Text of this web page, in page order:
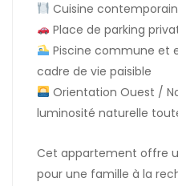
Cuisine
Place de parking
Piscine commune et
cadre de vie paisible
Orientation Ouest /
luminosité naturelle
Cet appartement offre
pour une famille à la